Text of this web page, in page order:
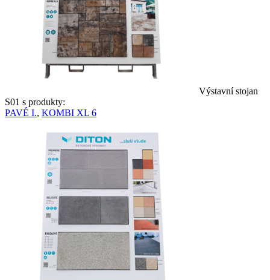
Výstavní stojan
S01 s produkty:
PAVÉ I., KOMBI XL 6